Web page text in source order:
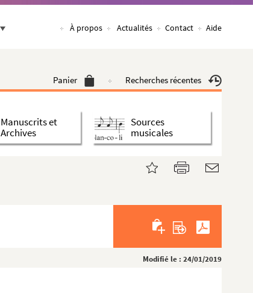
À propos Actualités Contact Aide
Panier Recherches récentes
Manuscrits et
Archives
Sources
musicales
Modifié le : 24/01/2019